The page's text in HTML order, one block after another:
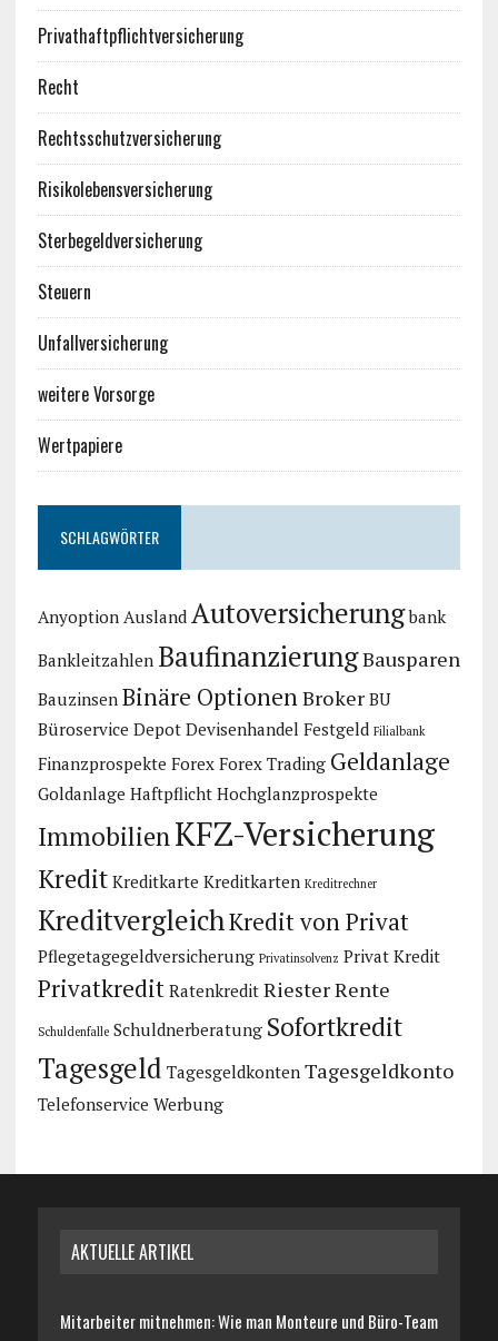
Privathaftpflichtversicherung
Recht
Rechtsschutzversicherung
Risikolebensversicherung
Sterbegeldversicherung
Steuern
Unfallversicherung
weitere Vorsorge
Wertpapiere
SCHLAGWÖRTER
Anyoption Ausland Autoversicherung bank
Bankleitzahlen BaufinanzierungBausparen
Bauzinsen Binäre OptionenBroker BU
Büroservice Depot Devisenhandel Festgeld Filialbank
Finanzprospekte Forex Forex Trading Geldanlage
Goldanlage Haftpflicht Hochglanzprospekte
ImmobilienKFZ-Versicherung
Kredit Kreditkarte Kreditkarten Kreditrechner
KreditvergleichKredit von Privat
Pflegetagegeldversicherung Privatinsolvenz Privat Kredit
Privatkredit Ratenkredit Riester Rente
Schuldenfalle Schuldnerberatung Sofortkredit
Tagesgeld Tagesgeldkonten Tagesgeldkonto
Telefonservice Werbung
AKTUELLE ARTIKEL
Mitarbeiter mitnehmen: Wie man Monteure und Büro-Team